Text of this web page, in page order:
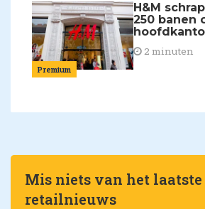
Premium
H&M
250 banen
2 minuten
Mis niets van het laatste
retailnieuws